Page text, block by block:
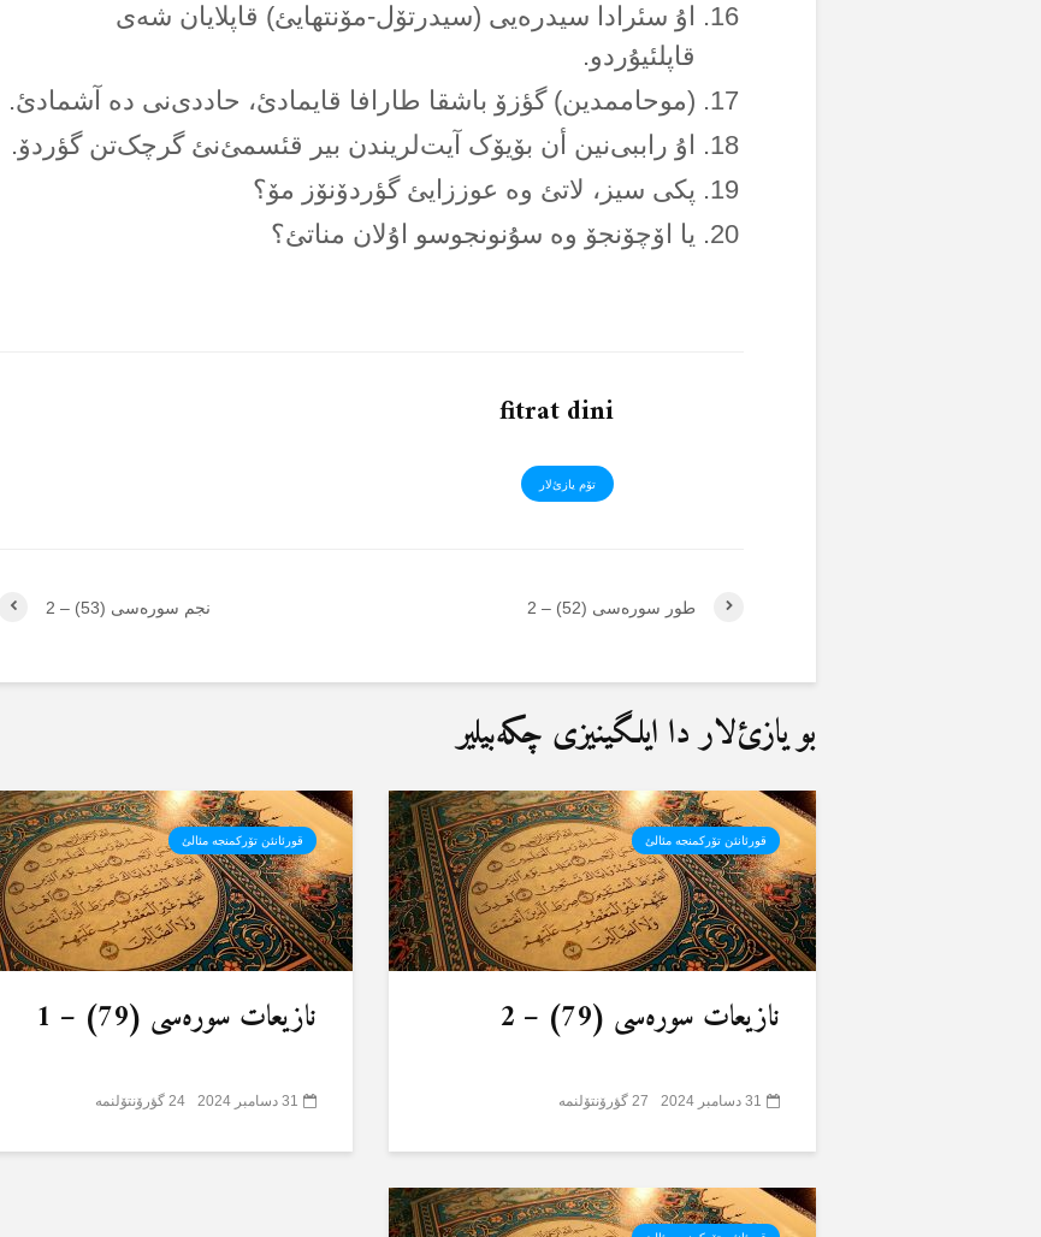
اۇ سئرادا سیدرەیی (سیدرتۆل-مۆنتهایئ) قاپلایان شەی
قاپلئیۇردو.
(موحاممدین) گؤزۆ باشقا طارافا قایمادئ، حاددی‌نی دە آشمادئ.
اۇ راببی‌نین أن بۆیۆک آیت‌لریندن بیر قئسمئ‌نئ گرچک‌تن گؤردۆ.
پکی سیز، لاتئ وە عوززایئ گؤردۆنۆز مۆ؟
یا اۆچۆنجۆ وە سۇنونجوسو اۇلان مناتئ؟
fitrat dini
تۆم یازئ‌لار
نجم سورەسی (53) – 2 طور سورەسی (52) – 2
بو یازئ‌لار دا ایلگینیزی چکەبیلیر
قورئانئن تۆرکمنجە مئالئ
نازیعات سورەسی (79) – 2
31 دسامبر 2024 27 گؤرۆنتۆلنمە
قورئانئن تۆرکمنجە مئالئ
نازیعات سورەسی (79) – 1
31 دسامبر 2024 24 گؤرۆنتۆلنمە